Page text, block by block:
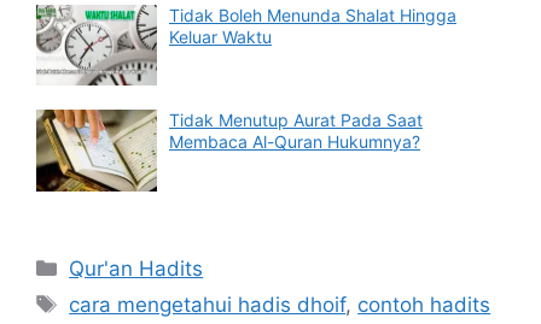
Tidak Boleh Menunda Shalat Hingga
Keluar Waktu
Tidak Menutup Aurat Pada Saat
Membaca Al-Quran Hukumnya?
Categories
Qur'an Hadits
Tags
cara mengetahui hadis dhoif, contoh hadits